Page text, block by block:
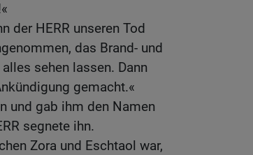
der HERR unseren Tod
das Brand- und
sehen lassen. Dann
gemacht.«
und gab ihm den Namen
segnete ihn.
Zora und Eschtaol war,